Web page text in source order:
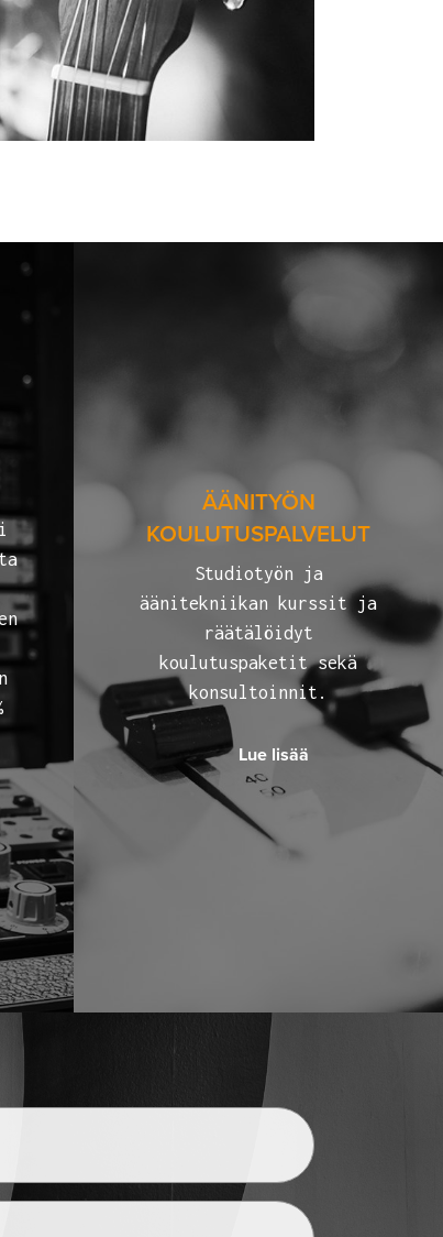
ÄÄNITYÖN
KOULUTUSPALVELUT
Studiotyön ja
äänitekniikan kurssit ja
räätälöidyt
koulutuspaketit sekä
konsultoinnit.
Lue lisää